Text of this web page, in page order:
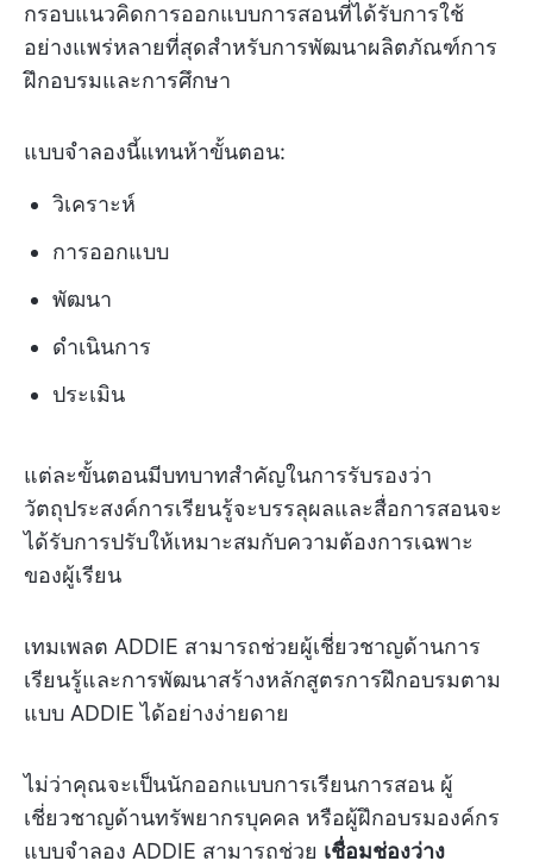
กรอบแนวคิดการออกแบบการสอนที่ได้รับการใช้
อย่างแพร่หลายที่สุดสำหรับการพัฒนาผลิตภัณฑ์การ
ฝึกอบรมและการศึกษา
แบบจำลองนี้แทนห้าขั้นตอน:
วิเคราะห์
การออกแบบ
พัฒนา
ดำเนินการ
ประเมิน
แต่ละขั้นตอนมีบทบาทสำคัญในการรับรองว่า
วัตถุประสงค์การเรียนรู้จะบรรลุผลและสื่อการสอนจะ
ได้รับการปรับให้เหมาะสมกับความต้องการเฉพาะ
ของผู้เรียน
เทมเพลต ADDIE สามารถช่วยผู้เชี่ยวชาญด้านการ
เรียนรู้และการพัฒนาสร้างหลักสูตรการฝึกอบรมตาม
แบบ ADDIE ได้อย่างง่ายดาย
ไม่ว่าคุณจะเป็นนักออกแบบการเรียนการสอน ผู้
เชี่ยวชาญด้านทรัพยากรบุคคล หรือผู้ฝึกอบรมองค์กร
แบบจำลอง ADDIE สามารถช่วย เชื่อมช่องว่าง